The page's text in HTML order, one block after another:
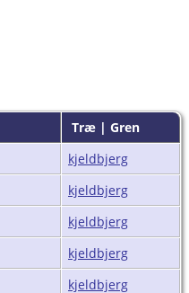
Træ | Gren
kjeldbjerg
kjeldbjerg
kjeldbjerg
kjeldbjerg
kjeldbjerg